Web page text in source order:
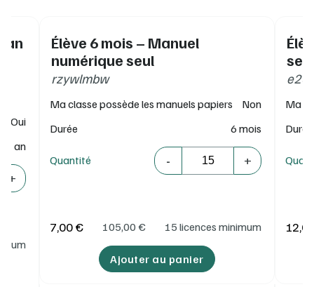
contextes (pdf et Word), 9 contextes à adapter
localement.
an
Oui
1 an
+
Élève 6 mois – Manuel
numérique seul
rzywlmbw
Ma classe possède les manuels papiers
Non
Durée
6 mois
Quantité -
Quantité
+
7,00 € 105,00 € 15 licences minimum
Ajouter au panier
seul
Ma
Durée